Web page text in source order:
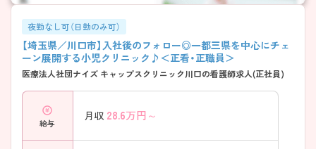
夜勤なし可（日勤のみ可）
【埼玉県／川口市】入社後のフォロー◎一都三県を中心にチェ
ーン展開する小児クリニック♪＜正看・正職員＞
医療法人社団ナイズ キャップスクリニック川口の看護師求人(正社員)
給与
月収 28.6万円～